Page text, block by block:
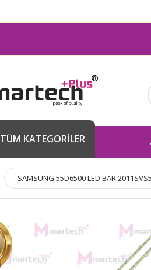
TÜM KATEGORİLER
SAMSUNG 55D6500 LED BAR